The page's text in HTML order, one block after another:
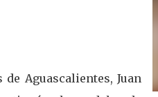
Aguascalientes, Juan